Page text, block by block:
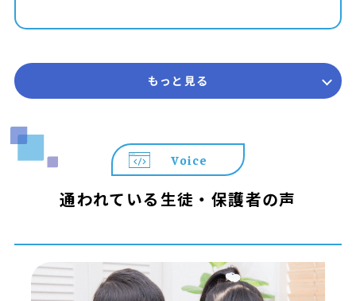
参加費 14,850円（税込） ※教室によって実施状況や
開講日が異なります。詳しくは教室までお問合せくださ
＼＼ プログラミング教育 HALLOが選ばれる3つの理由 ／
／
世界標準の教材「Playgram」を使用。ゲーム感覚で楽し
◆ 置いていかない「個別コーチング」
お子さまの個性や理解度に合わせた最適な声掛けを実施。
もっと見る
Voice
通われている生徒・保護者の声